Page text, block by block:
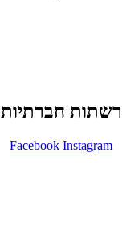
רשתות חברתיות
Facebook Instagram